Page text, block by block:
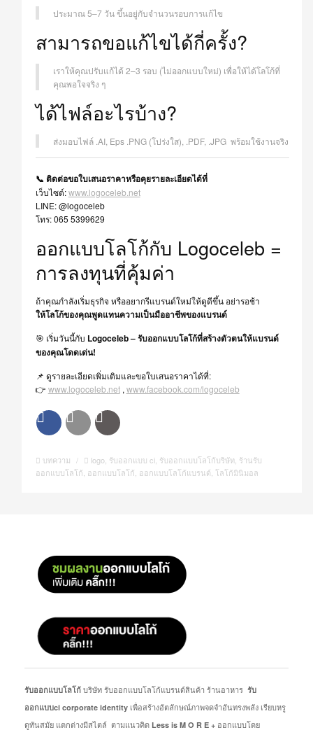
ประมาณ 5–7 วัน ขึ้นอยู่กับจำนวนรอบการแก้ไข
สามารถขอแก้ไขได้กี่ครั้ง?
เราให้คุณปรับแก้ได้ 2–3 รอบ (ไม่ออกแบบใหม่) เพื่อให้ได้โลโก้ที่
คุณพอใจจริง ๆ
ได้ไฟล์อะไรบ้าง?
ส่งมอบไฟล์ .AI, Eps .PNG (โปร่งใส), .PDF, .JPG พร้อมใช้งานจริง
📞 ติดต่อขอใบเสนอราคาหรือคุยรายละเอียดได้ที่
เว็บไซต์:www.logoceleb.net
LINE: @logoceleb
โทร: 065 5399629
ออกแบบโลโก้กับ Logoceleb =
การลงทุนที่คุ้มค่า
ถ้าคุณกำลังเริ่มธุรกิจ หรืออยากรีแบรนด์ใหม่ให้ดูดีขึ้น อย่ารอช้า
ให้โลโก้ของคุณพูดแทนความเป็นมืออาชีพของแบรนด์
🎯 เริ่มวันนี้กับ Logoceleb – รับออกแบบโลโก้ที่สร้างตัวตนให้แบรนด์
ของคุณโดดเด่น!
📌 ดูรายละเอียดเพิ่มเติมและขอใบเสนอราคาได้ที่:
👉 www.logoceleb.net, www.facebook.com/logoceleb
บทความ / logo, รับออกแบบ ci, รับออกแบบโลโก้บริษัท, ร้านรับ
ออกแบบโลโก้ ออกแบบโลโก้ ออกแบบโลโก้แบรนด์ โลโก้มินิมอล
รับออกแบบโลโก้ บริษัท รับออกแบบโลโก้แบรนด์สินค้า ร้านอาหาร รับ
ออกแบบci corporate identity เพื่อสร้างอัตลักษณ์ภาพจดจำอันทรงพลัง เรียบหรู
ดูทันสมัย แตกต่างมีสไตล์ ตามแนวคิด Less is M O R E + ออกแบบโดย